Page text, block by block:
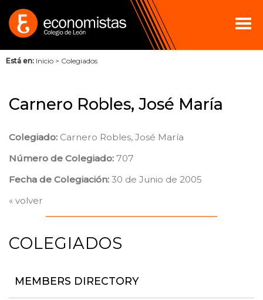
Está en: Inicio > Colegiados
Carnero Robles, José María
Colegiado: Carnero Robles, José María
Número de Colegiado: 707
Fecha de Colegiación: 30 de Junio de 2005
« volver
COLEGIADOS
MEMBERS DIRECTORY